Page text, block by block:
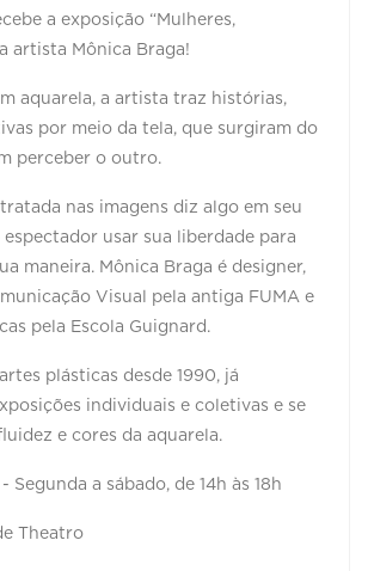
a exposição “Mulheres,
artista Mônica Braga!
aquarela, a artista traz histórias,
por meio da tela, que surgiram do
perceber o outro.
nas imagens diz algo em seu
espectador usar sua liberdade para
maneira. Mônica Braga é designer,
Visual pela antiga FUMA e
pela Escola Guignard.
plásticas desde 1990, já
individuais e coletivas e se
e cores da aquarela.
Segunda a sábado, de 14h às 18h
Theatro